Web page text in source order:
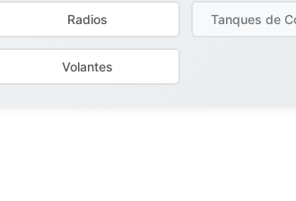
Radios Tanques de
Volantes